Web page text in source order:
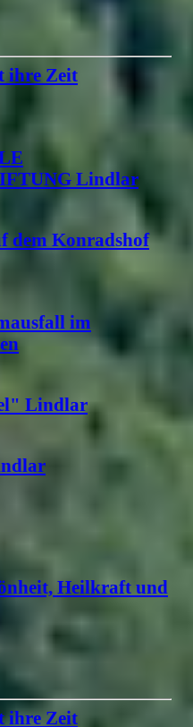
ihre Zeit
Lindlar
dem Konradshof
im
Lindlar
Heilkraft und
ihre Zeit